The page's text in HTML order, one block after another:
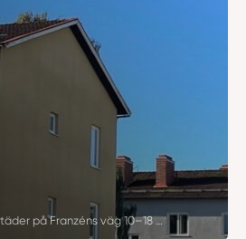
Projektet för Kumla Bostäder på Franzéns väg 10–18 och Andréns väg 32–38 omfattade totalt 577 fönster- och dörrbyten. Arbetet genomfördes med fokus på estetik, energieffektivitet och säkerhet för att modernisera byggnaderna och förbättra boendekomforten. Genom nära samarbete med beställaren levererades ett omfattande projekt med hög kvalitet och långsiktig hållbarhet.